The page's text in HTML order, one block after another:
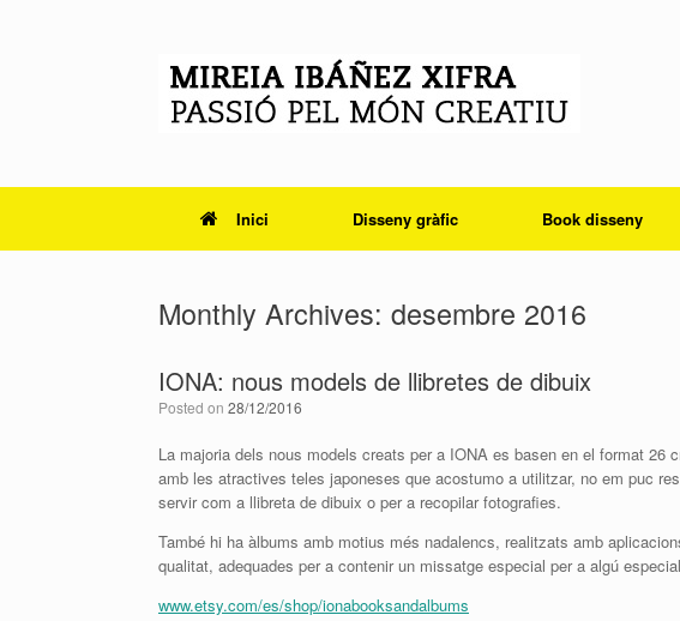
Inici Disseny gràfic Book disseny
Monthly Archives: desembre 2016
IONA: nous models de llibretes de dibuix
Posted on 28/12/2016
La majoria dels nous models creats per a IONA es basen en el format 26
amb les atractives teles japoneses que acostumo a utilitzar, no em puc
servir com a llibreta de dibuix o per a recopilar fotografies.
També hi ha àlbums amb motius més nadalencs, realitzats amb
qualitat, adequades per a contenir un missatge especial per a algú
www.etsy.com/es/shop/ionabooksandalbums